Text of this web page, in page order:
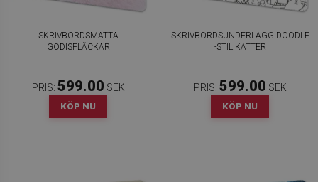
SKRIVBORDSMATTA
GODISFLÄCKAR
PRIS: 599.00 SEK
KÖP NU
SKRIVBORDSUNDERLÄGG DOODLE
-STIL KATTER
PRIS: 599.00 SEK
KÖP NU